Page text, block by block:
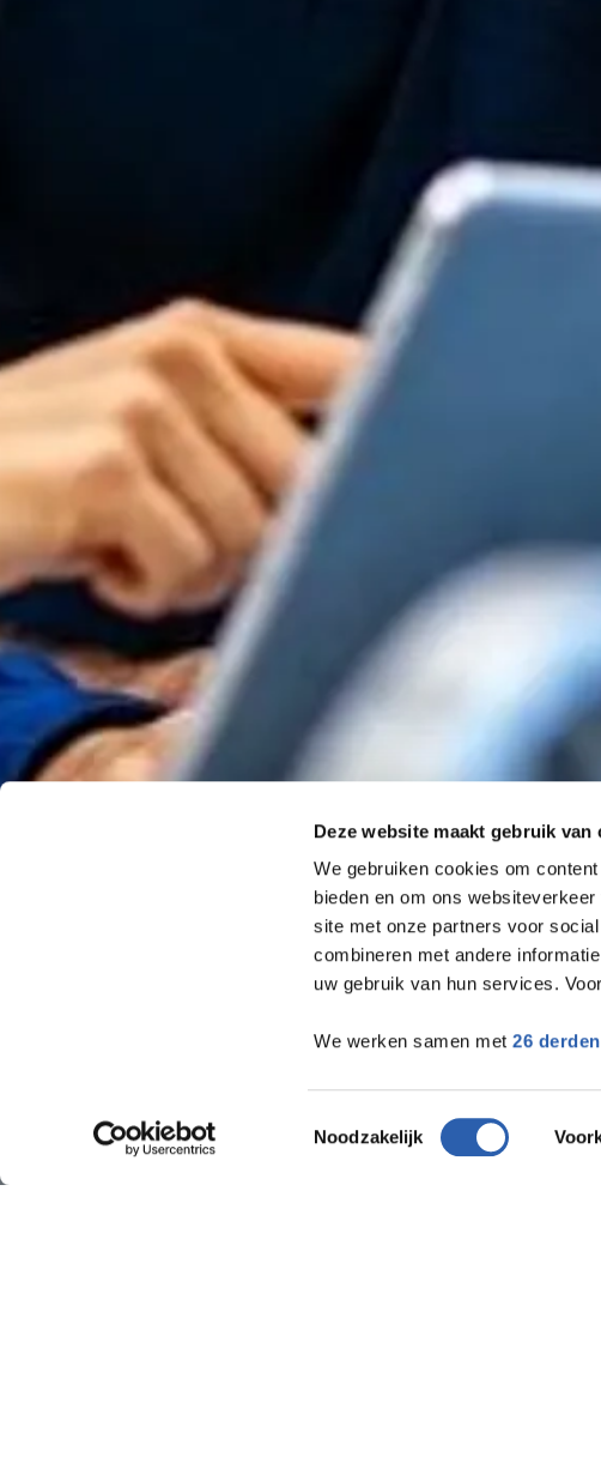
Deze website maakt gebruik van
We gebruiken cookies om
bieden en om ons
site met onze partners voor
combineren met andere
uw gebruik van hun services.
We werken samen met26 derden
Toestemmingsselectie
Noodzakelijk